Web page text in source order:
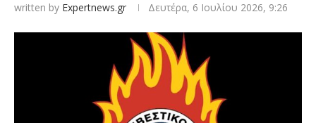
written by Expertnews.gr Δευτέρα, 6 Ιουλίου 2026, 9:26